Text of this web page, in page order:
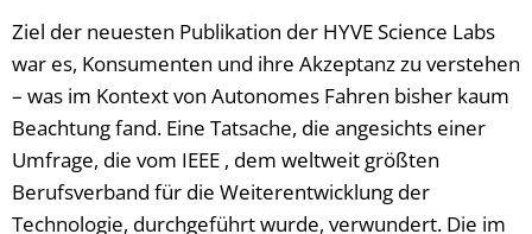
Ziel der neuesten Publikation der HYVE Science Labs
war es, Konsumenten und ihre Akzeptanz zu verstehen
– was im Kontext von Autonomes Fahren bisher kaum
Beachtung fand. Eine Tatsache, die angesichts einer
Umfrage, die vom IEEE , dem weltweit größten
Berufsverband für die Weiterentwicklung der
Technologie, durchgeführt wurde, verwundert. Die im